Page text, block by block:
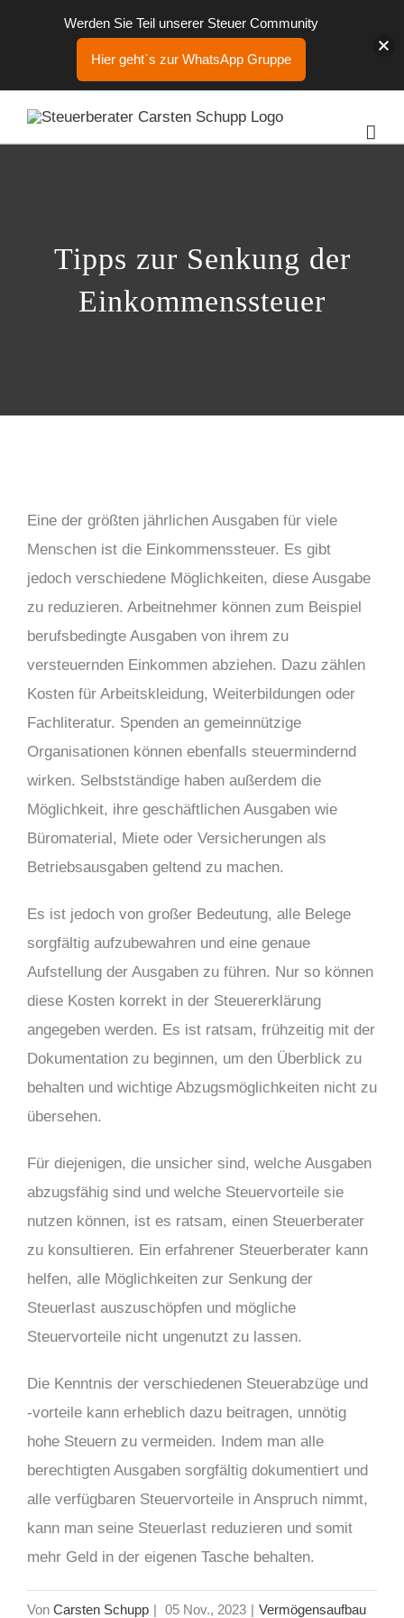
Tipps zur Senkung der
Einkommenssteuer
Eine der größten jährlichen Ausgaben für viele
Menschen ist die Einkommenssteuer. Es gibt
jedoch verschiedene Möglichkeiten, diese Ausgabe
zu reduzieren. Arbeitnehmer können zum Beispiel
berufsbedingte Ausgaben von ihrem zu
versteuernden Einkommen abziehen. Dazu zählen
Kosten für Arbeitskleidung, Weiterbildungen oder
Fachliteratur. Spenden an gemeinnützige
Organisationen können ebenfalls steuermindernd
wirken. Selbstständige haben außerdem die
Möglichkeit, ihre geschäftlichen Ausgaben wie
Büromaterial, Miete oder Versicherungen als
Betriebsausgaben geltend zu machen.
Es ist jedoch von großer Bedeutung, alle Belege
sorgfältig aufzubewahren und eine genaue
Aufstellung der Ausgaben zu führen. Nur so können
diese Kosten korrekt in der Steuererklärung
angegeben werden. Es ist ratsam, frühzeitig mit der
Dokumentation zu beginnen, um den Überblick zu
behalten und wichtige Abzugsmöglichkeiten nicht zu
übersehen.
Für diejenigen, die unsicher sind, welche Ausgaben
abzugsfähig sind und welche Steuervorteile sie
nutzen können, ist es ratsam, einen Steuerberater
zu konsultieren. Ein erfahrener Steuerberater kann
helfen, alle Möglichkeiten zur Senkung der
Steuerlast auszuschöpfen und mögliche
Steuervorteile nicht ungenutzt zu lassen.
Die Kenntnis der verschiedenen Steuerabzüge und
-vorteile kann erheblich dazu beitragen, unnötig
hohe Steuern zu vermeiden. Indem man alle
berechtigten Ausgaben sorgfältig dokumentiert und
alle verfügbaren Steuervorteile in Anspruch nimmt,
kann man seine Steuerlast reduzieren und somit
mehr Geld in der eigenen Tasche behalten.
Von Carsten Schupp | 05 Nov., 2023 | Vermögensaufbau
Werden Sie Teil unserer Steuer Community
Hier geht`s zur WhatsApp Gruppe